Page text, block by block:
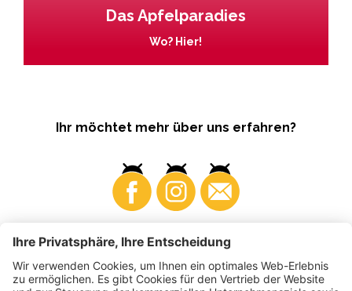
Das Apfelparadies
Wo? Hier!
Ihr möchtet mehr über uns erfahren?
Business Produzenten